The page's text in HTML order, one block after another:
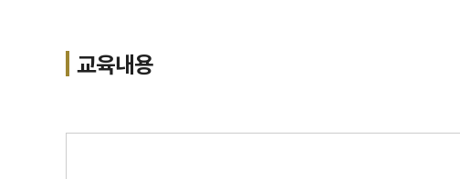
교육내용